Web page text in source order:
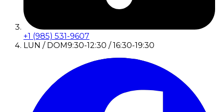
+1 (985) 531-9607
LUN / DOM9:30-12:30 / 16:30-19:30